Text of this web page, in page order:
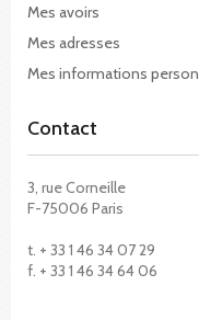
Mes avoirs
Mes adresses
Mes informations
Contact
3, rue Corneille
F-75006 Paris
t. + 33 1 46 34 07 29
f. + 33 1 46 34 64 06